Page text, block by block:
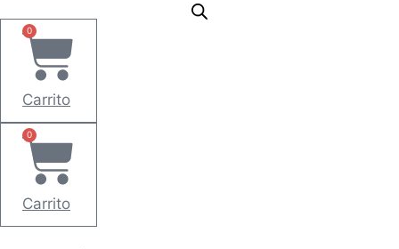
0
Carrito
0
Carrito